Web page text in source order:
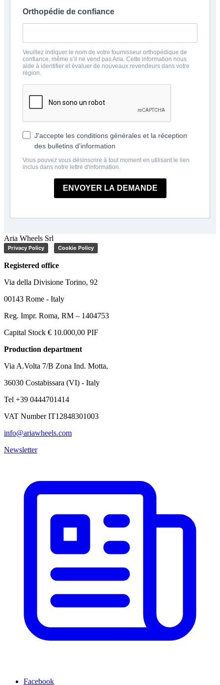
Orthopédie de confiance
Veuillez indiquer le nom de votre fournisseur orthopédique de
confiance, même s’il ne vend pas Aria. Cette information nous
aide à identifier et évaluer de nouveaux revendeurs dans votre
région.
J'accepte les conditions générales et la réception
des bulletins d'information
Vous pouvez vous désinscrire à tout moment en utilisant le lien
inclus dans notre lettre d'information.
ENVOYER LA DEMANDE
Aria Wheels Srl
Privacy Policy Cookie Policy
Registered office
Via della Divisione Torino, 92
00143 Rome - Italy
Reg. Impr. Roma, RM – 1404753
Capital Stock € 10.000,00 PIF
Production department
Via A.Volta 7/B Zona Ind. Motta,
36030 Costabissara (VI) - Italy
Tel +39 0444701414
VAT Number IT12848301003
info@ariawheels.com
Newsletter
Facebook